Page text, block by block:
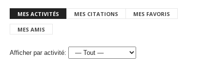
MES ACTIVITÉS MES CITATIONS MES FAVORIS
MES AMIS
Afficher par activité: